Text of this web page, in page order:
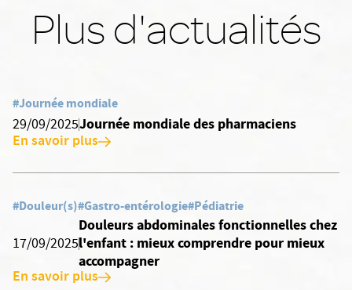
Plus d'actualités
#Journée mondiale
29/09/2025Journée mondiale des pharmaciens
En savoir plus
#Douleur(s)#Gastro-entérologie#Pédiatrie
17/09/2025
Douleurs abdominales fonctionnelles chez
l'enfant : mieux comprendre pour mieux
accompagner
En savoir plus